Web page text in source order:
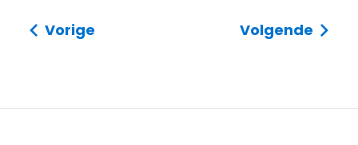
Vorige Volgende